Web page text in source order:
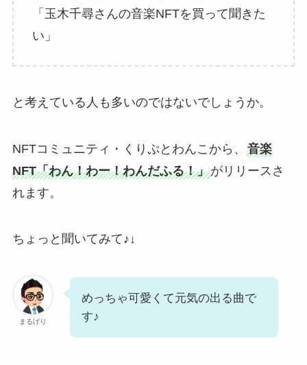
「玉木千尋さんの音楽NFTを買って聞きた
い」
と考えている人も多いのではないでしょうか。
NFTコミュニティ・くりぷとわんこから、 音楽
NFT「わん！わー！わんだふる！」がリリースさ
れます。
ちょっと聞いてみて♪↓
まるげり
めっちゃ可愛くて元気の出る曲で
す♪